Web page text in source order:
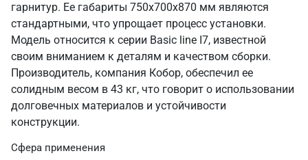
гарнитур. Ее габариты 750х700х870 мм являются
стандартными, что упрощает процесс установки.
Модель относится к серии Basic line I7, известной
своим вниманием к деталям и качеством сборки.
Производитель, компания Кобор, обеспечил ее
солидным весом в 43 кг, что говорит о использовании
долговечных материалов и устойчивости
конструкции.
Сфера применения